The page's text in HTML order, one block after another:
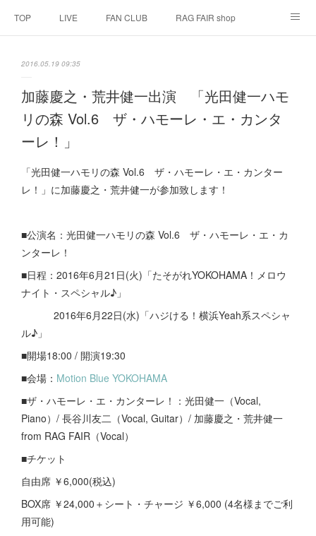
TOP LIVE FAN CLUB RAG FAIR shop
2016.05.19 09:35
加藤慶之・荒井健一出演 「光田健一ハモ
リの森 Vol.6 ザ・ハモーレ・エ・カンタ
ーレ！」
「光田健一ハモリの森 Vol.6 ザ・ハモーレ・エ・カンター
レ！」に加藤慶之・荒井健一が参加致します！
■公演名：光田健一ハモリの森 Vol.6 ザ・ハモーレ・エ・カ
ンターレ！
■日程：2016年6月21日(火)「たそがれYOKOHAMA！メロウ
ナイト・スペシャル♪」
2016年6月22日(水)「ハジける！横浜Yeah系スペシャ
ル♪」
■開場18:00 / 開演19:30
■会場： Motion Blue YOKOHAMA
■ザ・ハモーレ・エ・カンターレ！：光田健一（Vocal,
Piano）/ 長谷川友二（Vocal, Guitar）/ 加藤慶之・荒井健一
from RAG FAIR（Vocal）
■チケット
自由席 ￥6,000(税込)
BOX席 ￥24,000＋シート・チャージ ￥6,000 (4名様までご利
用可能)